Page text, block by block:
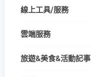
線上工具/服務
雲端服務
旅遊&美食&活動記事